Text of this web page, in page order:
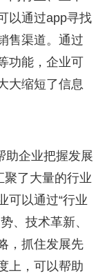
以通过app寻找
售渠道。通过
功能，企业可
大缩短了信息
助企业把握发展
聚了大量的行业
可以通过“行业
、技术革新、
，抓住发展先
上，可以帮助